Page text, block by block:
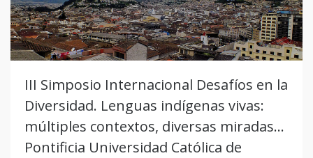
III Simposio Internacional Desafíos en la
Diversidad. Lenguas indígenas vivas:
múltiples contextos, diversas miradas…
Pontificia Universidad Católica de